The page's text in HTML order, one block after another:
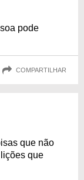
pode
COMPARTILHAR
que não
que